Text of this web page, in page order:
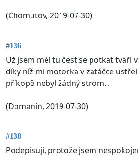
(Chomutov, 2019-07-30)
#136
Už jsem měl tu čest se potkat tváří
díky níž mi motorka v zatáčce
příkopě nebyl žádný strom...
(Domanín, 2019-07-30)
#138
Podepisuji, protože jsem